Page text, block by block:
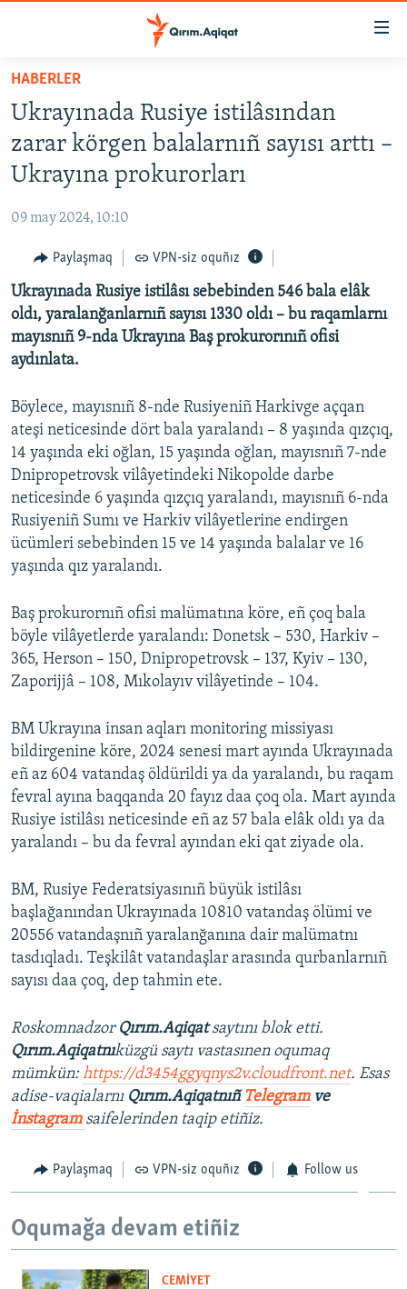
Esas
qaytmaq
Baş
navigatsiyağa
qaytmaq
Qıdıruvğa
qaytmaq
HABERLER
SİYASET
İQTİSADİYAT
MEDENİYET
İNSAN AQLARI
VİDEO
SÜRET
BLOGLAR
Русский
Українською
QOŞULIÑIZ!
RFE/RS bütün saytları
HABERLER
Ukrayınada Rusiye istilâsından
zarar körgen balalarnıñ sayısı arttı –
Ukrayına prokurorları
09 may 2024, 10:10
Paylaşmaq VPN-siz oquñız
Ukrayınada Rusiye istilâsı sebebinden 546 bala elâk
oldı, yaralanğanlarnıñ sayısı 1330 oldı – bu raqamlarnı
mayısnıñ 9-nda Ukrayına Baş prokurorınıñ ofisi
aydınlata.
Böylece, mayısnıñ 8-nde Rusiyeniñ Harkivge açqan
ateşi neticesinde dört bala yaralandı – 8 yaşında qızçıq,
14 yaşında eki oğlan, 15 yaşında oğlan, mayısnıñ 7-nde
Dnipropetrovsk vilâyetindeki Nikopolde darbe
neticesinde 6 yaşında qızçıq yaralandı, mayısnıñ 6-nda
Rusiyeniñ Sumı ve Harkiv vilâyetlerine endirgen
ücümleri sebebinden 15 ve 14 yaşında balalar ve 16
yaşında qız yaralandı.
Baş prokurornıñ ofisi malümatına köre, eñ çoq bala
böyle vilâyetlerde yaralandı: Donetsk – 530, Harkiv –
365, Herson – 150, Dnipropetrovsk – 137, Kyiv – 130,
Zaporijjâ – 108, Mıkolayıv vilâyetinde – 104.
BM Ukrayına insan aqları monitoring missiyası
bildirgenine köre, 2024 senesi mart ayında Ukrayınada
eñ az 604 vatandaş öldürildi ya da yaralandı, bu raqam
fevral ayına baqqanda 20 fayız daa çoq ola. Mart ayında
Rusiye istilâsı neticesinde eñ az 57 bala elâk oldı ya da
yaralandı – bu da fevral ayından eki qat ziyade ola.
BM, Rusiye Federatsiyasınıñ büyük istilâsı
başlağanından Ukrayınada 10810 vatandaş ölümi ve
20556 vatandaşnıñ yaralanğanına dair malümatnı
tasdıqladı. Teşkilât vatandaşlar arasında qurbanlarnıñ
sayısı daa çoq, dep tahmin ete.
Roskomnadzor Qırım.Aqiqatsaytını blok etti.
Qırım.Aqiqatnıküzgü saytı vastasınen oqumaq
mümkün:https://d3454ggyqnys2v.cloudfront.net. Esas
adise-vaqialarnı Qırım.AqiqatnıñTelegramve
İnstagram saifelerinden taqip etiñiz.
Paylaşmaq VPN-siz oquñız Follow us
Oqumağa devam etiñiz
CEMİYET